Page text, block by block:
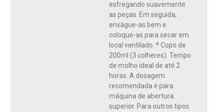
esfregando suavemente
as peças. Em seguida,
enxágue-as bem e
coloque-as para secar em
local ventilado. * Copo de
200ml (3 colheres). Tempo
de molho ideal de até 2
horas. A dosagem
recomendada é para
máquina de abertura
superior. Para outros tipos